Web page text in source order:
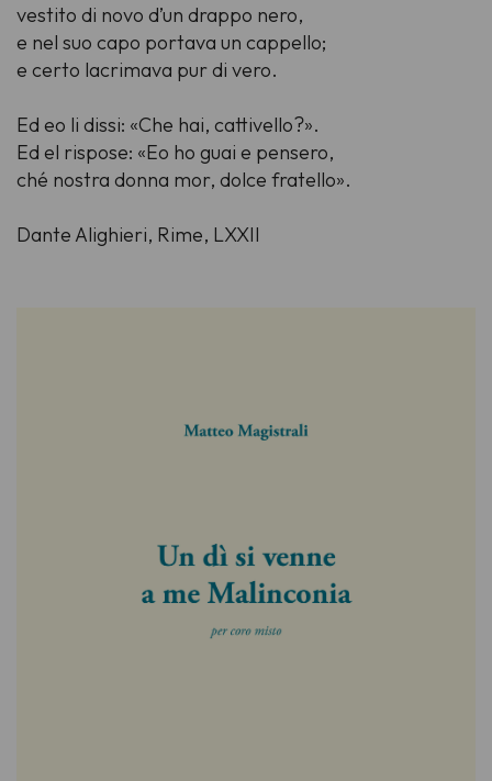
vestito di novo d’un drappo nero,
e nel suo capo portava un cappello;
e certo lacrimava pur di vero.
Ed eo li dissi: «Che hai, cattivello?».
Ed el rispose: «Eo ho guai e pensero,
ché nostra donna mor, dolce fratello».
Dante Alighieri, Rime, LXXII